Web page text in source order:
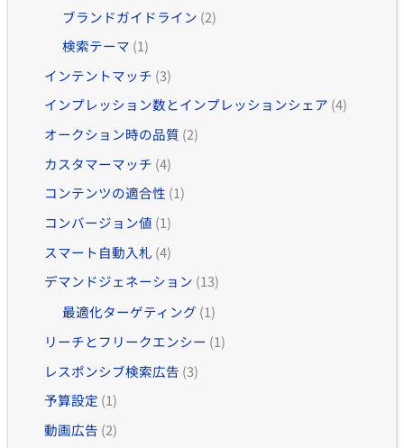
ブランドガイドライン (2)
検索テーマ (1)
インテントマッチ (3)
インプレッション数とインプレッションシェア (4)
オークション時の品質 (2)
カスタマーマッチ (4)
コンテンツの適合性 (1)
コンバージョン値 (1)
スマート自動入札 (4)
デマンドジェネーション (13)
最適化ターゲティング (1)
リーチとフリークエンシー (1)
レスポンシブ検索広告 (3)
予算設定 (1)
動画広告 (2)